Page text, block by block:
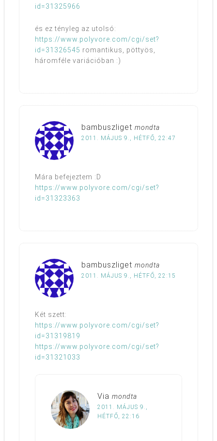
id=31325966
és ez tényleg az utolsó:
https://www.polyvore.com/cgi/set?
id=31326545 romantikus, pöttyös,
háromféle variációban :)
bambuszliget mondta
2011. MÁJUS 9., HÉTFŐ, 22:47
Mára befejeztem :D
https://www.polyvore.com/cgi/set?
id=31323363
bambuszliget mondta
2011. MÁJUS 9., HÉTFŐ, 22:15
Két szett:
https://www.polyvore.com/cgi/set?
id=31319819
https://www.polyvore.com/cgi/set?
id=31321033
Via mondta
2011. MÁJUS 9.,
HÉTFŐ, 22:16